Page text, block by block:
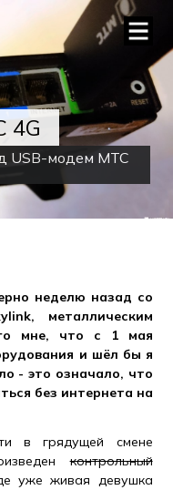
4G
USB-модем МТС
неделю назад со
металлическим
мне, что с 1 мая
и шёл бы я
- это означало, что
без интернета на
в грядущей смене
контрольный
уже живая девушка